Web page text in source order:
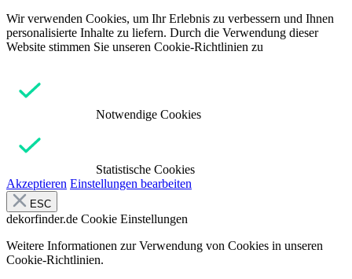
Wir verwenden Cookies, um Ihr Erlebnis zu verbessern und Ihnen
personalisierte Inhalte zu liefern. Durch die Verwendung dieser
Website stimmen Sie unseren Cookie-Richtlinien zu
Notwendige Cookies
Statistische Cookies
Akzeptieren Einstellungen bearbeiten
ESC
dekorfinder.de Cookie Einstellungen
Weitere Informationen zur Verwendung von Cookies in unseren
Cookie-Richtlinien.